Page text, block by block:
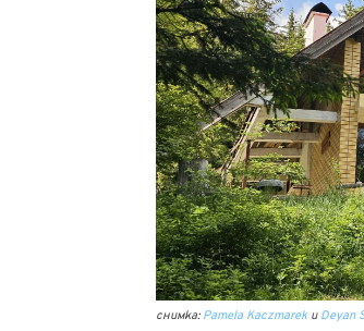
снимка: Pamela Kaczmarek и Deyan